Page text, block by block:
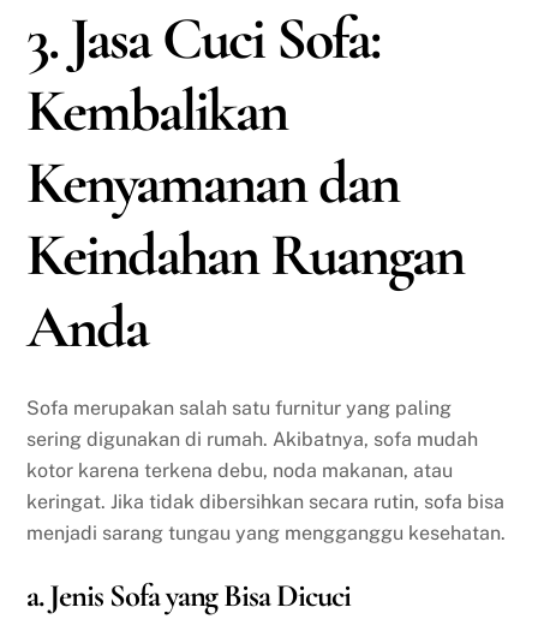
3. Jasa Cuci Sofa:
Kembalikan
Kenyamanan dan
Keindahan Ruangan
Anda
Sofa merupakan salah satu furnitur yang paling
sering digunakan di rumah. Akibatnya, sofa mudah
kotor karena terkena debu, noda makanan, atau
keringat. Jika tidak dibersihkan secara rutin, sofa bisa
menjadi sarang tungau yang mengganggu kesehatan.
a. Jenis Sofa yang Bisa Dicuci